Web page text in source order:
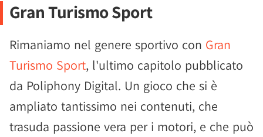
Gran Turismo Sport
Rimaniamo nel genere sportivo con Gran
Turismo Sport, l'ultimo capitolo pubblicato
da Poliphony Digital. Un gioco che si è
ampliato tantissimo nei contenuti, che
trasuda passione vera per i motori, e che può